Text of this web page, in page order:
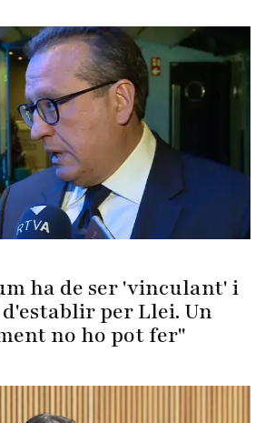
ha de ser 'vinculant' i
per Llei. Un
no ho pot fer"